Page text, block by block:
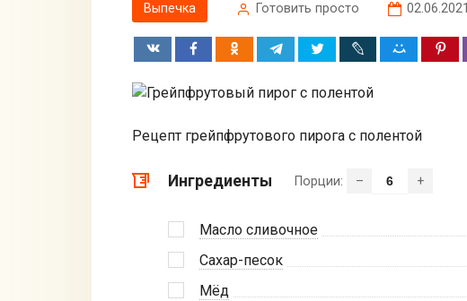
Выпечка Готовить просто 02.06.2021
Рецепт грейпфрутового пирога с полентой
Ингредиенты Порции: – +
Масло сливочное
Сахар-песок
Мёд